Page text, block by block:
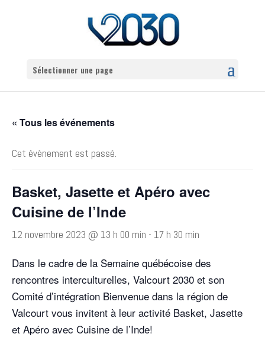
Sélectionner une page
« Tous les événements
Cet évènement est passé.
Basket, Jasette et Apéro avec
Cuisine de l’Inde
12 novembre 2023 @ 13 h 00 min - 17 h 30 min
Dans le cadre de la Semaine québécoise des
rencontres interculturelles, Valcourt 2030 et son
Comité d’intégration Bienvenue dans la région de
Valcourt vous invitent à leur activité Basket, Jasette
et Apéro avec Cuisine de l’Inde!